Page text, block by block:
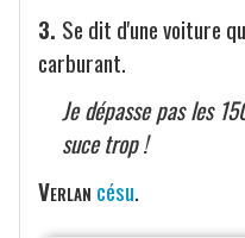
3. Se dit d'une voiture
carburant.
Je dépasse pas les
suce trop !
Verlan césu.